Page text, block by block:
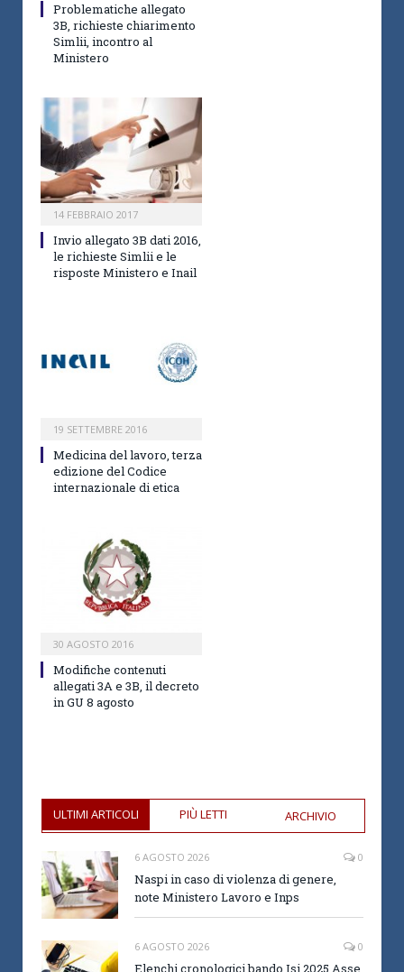
Problematiche allegato
3B, richieste chiarimento
Simlii, incontro al
Ministero
14 FEBBRAIO 2017
Invio allegato 3B dati 2016,
le richieste Simlii e le
risposte Ministero e Inail
19 SETTEMBRE 2016
Medicina del lavoro, terza
edizione del Codice
internazionale di etica
30 AGOSTO 2016
Modifiche contenuti
allegati 3A e 3B, il decreto
in GU 8 agosto
ULTIMI ARTICOLI PIÙ LETTI ARCHIVIO
6 AGOSTO 2026 0
Naspi in caso di violenza di genere,
note Ministero Lavoro e Inps
6 AGOSTO 2026 0
Elenchi cronologici bando Isi 2025 Asse